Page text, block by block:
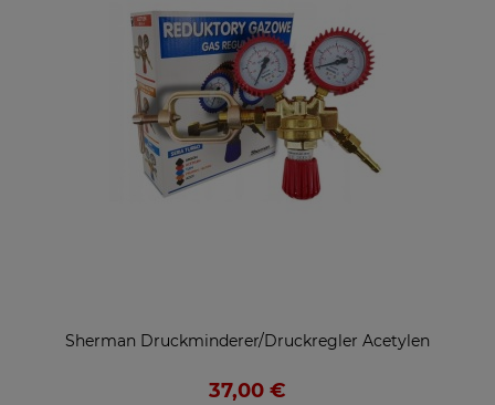
Sherman Druckminderer/Druckregler Acetylen
37,00 €